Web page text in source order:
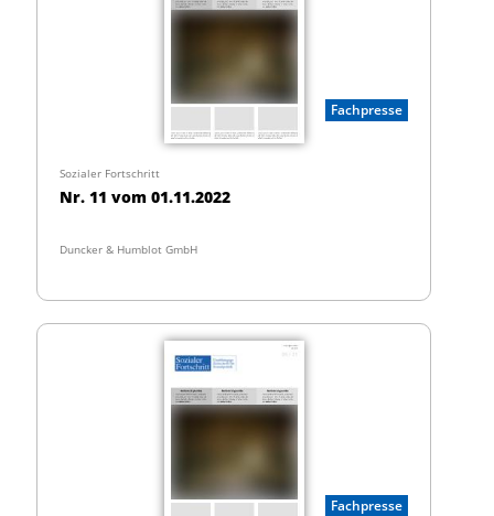
Fachpresse
Sozialer Fortschritt
Nr. 11 vom 01.11.2022
Duncker & Humblot GmbH
Fachpresse